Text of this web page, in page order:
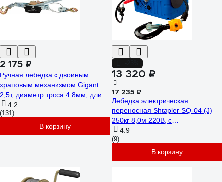
2 175 ₽
Ручная лебедка с двойным
храповым механизмом Gigant
2,5т, диаметр троса 4.8мм, длина
троса 3,3м, GEW-21
4.2
(131)
В корзину
13 320 ₽
17 235 ₽
Лебедка электрическая
переносная Shtapler SQ-04 (J)
250кг 8,0м 220В, с
беспроводным пультом
71058936
4.9
(9)
В корзину